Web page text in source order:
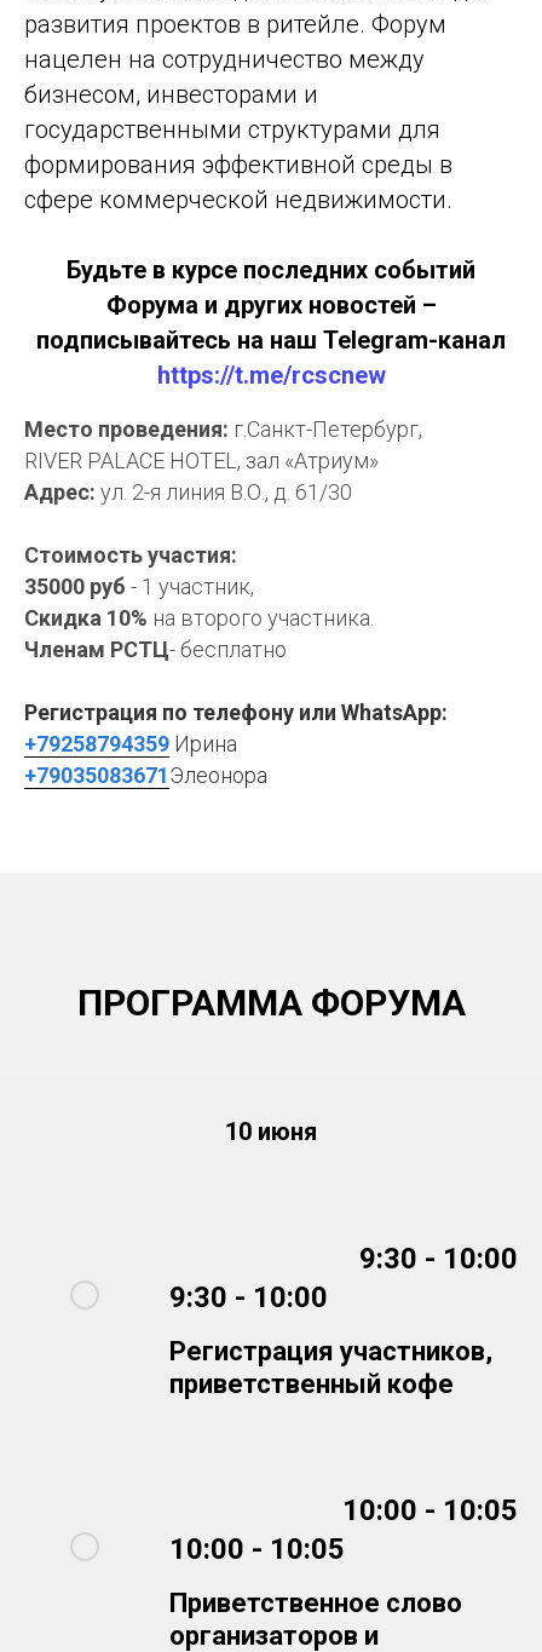
развития проектов в ритейле. Форум
нацелен на сотрудничество между
бизнесом, инвесторами и
государственными структурами для
формирования эффективной среды в
сфере коммерческой недвижимости.
Будьте в курсе последних событий
Форума и других новостей –
подписывайтесь на наш Telegram-канал
https://t.me/rcscnew
Место проведения: г.Санкт-Петербург,
RIVER PALACE HOTEL, зал «Атриум»
Адрес: ул. 2-я линия В.О., д. 61/30
Стоимость участия:
35000 руб - 1 участник,
Скидка 10% на второго участника.
Членам РСТЦ- бесплатно
Регистрация по телефону или WhatsApp:
+79258794359 Ирина
+79035083671Элеонора
ПРОГРАММА ФОРУМА
10 июня
9:30 - 10:00
9:30 - 10:00
Регистрация участников,
приветственный кофе
10:00 - 10:05
10:00 - 10:05
Приветственное слово
организаторов и